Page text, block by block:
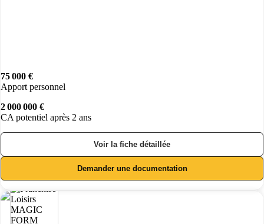
75 000 €
Apport personnel
2 000 000 €
CA potentiel après 2 ans
Voir la fiche détaillée
Demander une documentation